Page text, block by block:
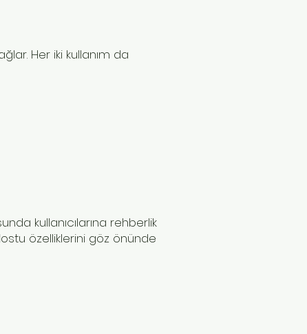
Her iki kullanım da
kullanıcılarına rehberlik
özelliklerini göz önünde